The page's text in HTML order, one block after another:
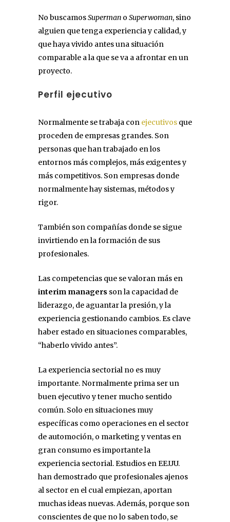
No buscamosSuperman o Superwoman, sino
alguien que tenga experiencia y calidad, y
que haya vivido antes una situación
comparable a la que se va a afrontar en un
proyecto.
Perfil ejecutivo
Normalmente se trabaja con ejecutivos que
proceden de empresas grandes. Son
personas que han trabajado en los
entornos más complejos, más exigentes y
más competitivos. Son empresas donde
normalmente hay sistemas, métodos y
rigor.
También son compañías donde se sigue
invirtiendo en la formación de sus
profesionales.
Las competencias que se valoran más en
interim managers son la capacidad de
liderazgo, de aguantar la presión, y la
experiencia gestionando cambios. Es clave
haber estado en situaciones comparables,
“haberlo vivido antes”.
La experiencia sectorial no es muy
importante. Normalmente prima ser un
buen ejecutivo y tener mucho sentido
común. Solo en situaciones muy
específicas como operaciones en el sector
de automoción, o marketing y ventas en
gran consumo es importante la
experiencia sectorial. Estudios en EE.UU.
han demostrado que profesionales ajenos
al sector en el cual empiezan, aportan
muchas ideas nuevas. Además, porque son
conscientes de que no lo saben todo, se